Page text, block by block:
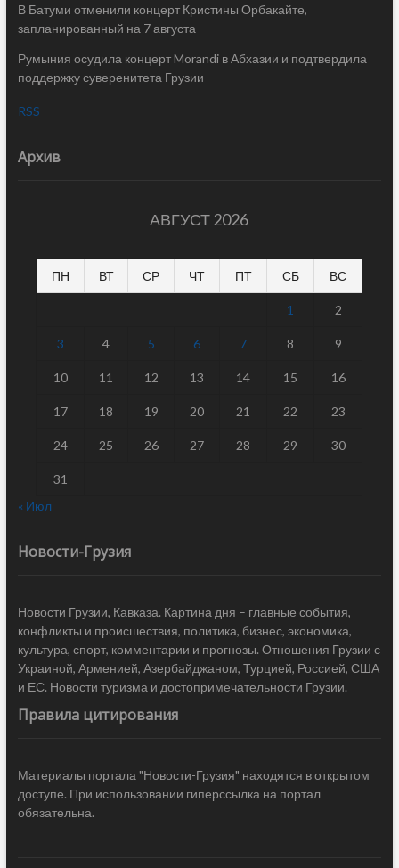
В Батуми отменили концерт Кристины Орбакайте,
запланированный на 7 августа
Румыния осудила концерт Morandi в Абхазии и подтвердила
поддержку суверенитета Грузии
RSS
Архив
АВГУСТ 2026
ПН ВТ СР ЧТ ПТ СБ ВС
1 2
3 4 5 6 7 8 9
10 11 12 13 14 15 16
17 18 19 20 21 22 23
24 25 26 27 28 29 30
31
« Июл
Новости-Грузия
Новости Грузии, Кавказа. Картина дня – главные события,
конфликты и происшествия, политика, бизнес, экономика,
культура, спорт, комментарии и прогнозы. Отношения Грузии с
Украиной, Арменией, Азербайджаном, Турцией, Россией, США
и ЕС. Новости туризма и достопримечательности Грузии.
Правила цитирования
Материалы портала "Новости-Грузия" находятся в открытом
доступе. При использовании гиперссылка на портал
обязательна.